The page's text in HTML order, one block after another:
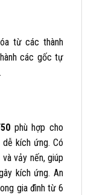
từ các thành
các gốc tự
phù hợp cho
kích ứng. Có
vảy nến, giúp
kích ứng. An
gia đình từ 6